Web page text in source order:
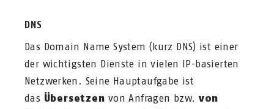
DNS
Das Domain Name System (kurz DNS) ist einer
der wichtigsten Dienste in vielen IP-basierten
Netzwerken. Seine Hauptaufgabe ist
das Übersetzen von Anfragen bzw. von